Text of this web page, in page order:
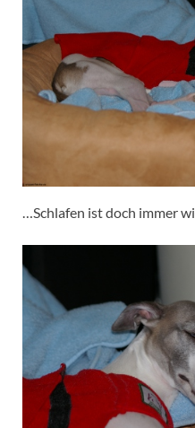
…Schlafen ist doch immer